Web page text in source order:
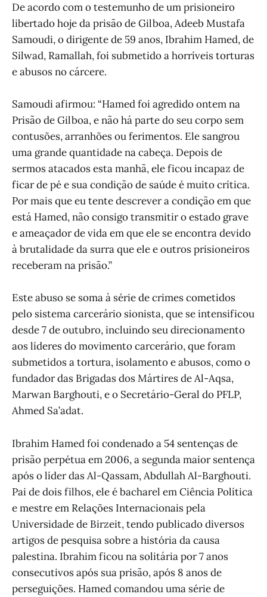
De acordo com o testemunho de um prisioneiro
libertado hoje da prisão de Gilboa, Adeeb Mustafa
Samoudi, o dirigente de 59 anos, Ibrahim Hamed, de
Silwad, Ramallah, foi submetido a horríveis torturas
e abusos no cárcere.
Samoudi afirmou: “Hamed foi agredido ontem na
Prisão de Gilboa, e não há parte do seu corpo sem
contusões, arranhões ou ferimentos. Ele sangrou
uma grande quantidade na cabeça. Depois de
sermos atacados esta manhã, ele ficou incapaz de
ficar de pé e sua condição de saúde é muito crítica.
Por mais que eu tente descrever a condição em que
está Hamed, não consigo transmitir o estado grave
e ameaçador de vida em que ele se encontra devido
à brutalidade da surra que ele e outros prisioneiros
receberam na prisão.”
Este abuso se soma à série de crimes cometidos
pelo sistema carcerário sionista, que se intensificou
desde 7 de outubro, incluindo seu direcionamento
aos líderes do movimento carcerário, que foram
submetidos a tortura, isolamento e abusos, como o
fundador das Brigadas dos Mártires de Al-Aqsa,
Marwan Barghouti, e o Secretário-Geral do PFLP,
Ahmed Sa’adat.
Ibrahim Hamed foi condenado a 54 sentenças de
prisão perpétua em 2006, a segunda maior sentença
após o líder das Al-Qassam, Abdullah Al-Barghouti.
Pai de dois filhos, ele é bacharel em Ciência Política
e mestre em Relações Internacionais pela
Universidade de Birzeit, tendo publicado diversos
artigos de pesquisa sobre a história da causa
palestina. Ibrahim ficou na solitária por 7 anos
consecutivos após sua prisão, após 8 anos de
perseguições. Hamed comandou uma série de